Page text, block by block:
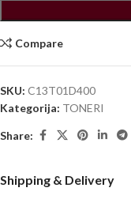
Compare
SKU: C13T01D400
Kategorija: TONERI
Share:
Shipping & Delivery